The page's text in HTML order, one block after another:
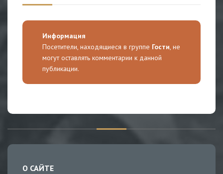
Информация
Посетители, находящиеся в группе Гости, не
могут оставлять комментарии к данной
публикации.
О САЙТЕ